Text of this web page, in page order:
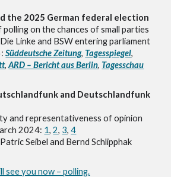
the 2025 German federal election
on the chances of small parties
Linke and BSW entering parliament
Süddeutsche Zeitung, Tagesspiegel,
,ARD – Bericht aus Berlin, Tagesschau
and Deutschlandfunk
and representativeness of opinion
2024: 1,2, 3,4
Seibel and Bernd Schlipphak
see you now – polling.